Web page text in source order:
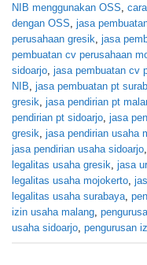
NIB menggunakan OSS
dengan OSS jasa
perusahaan gresik jasa
pembuatan cv perusahaan
sidoarjo jasa pembuatan cv
NIB jasa pembuatan pt
gresik jasa pendirian pt
pendirian pt sidoarjo jasa
gresik jasa pendirian usaha
jasa pendirian usaha sidoarjo
legalitas usaha gresik jasa
legalitas usaha mojokerto
legalitas usaha surabaya
izin usaha malang
usaha sidoarjo pengurusan